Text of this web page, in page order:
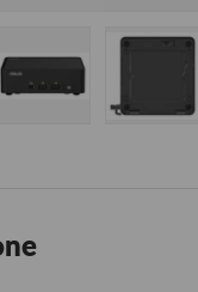
1 nella
Carica immagine